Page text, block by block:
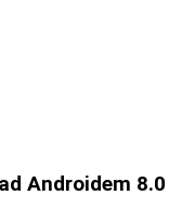
Androidem 8.0